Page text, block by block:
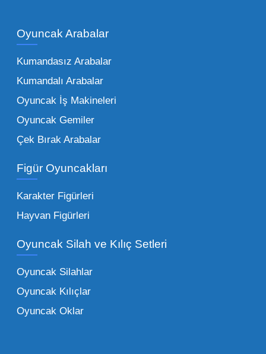
kadar zengindir. Bir mağazanın veya eğitim
çeşitliliği ile doğru orantılıdır. İşte Mega
Oyuncak bünyesinde öne çıkan ve en çok
tercih edilen kategorilerimiz:
Peluş Oyuncaklar:
vazgeçilmezi olan yumuşak dokulu sevilen
seçeneklerimizi keşfederek koleksiyonunuza
en sevilen karakterleri ekleyebilirsiniz.
Eğitici Setler:
tarafından tercih edilentoptan eğitici
ebeveynlerin son yıllarda en çok satın aldığı
ürün grupları arasında yer almaktadır.
Oyuncak Araçlar:
Oyuncak Arabalar
Kumandasız Arabalar
Kumandalı Arabalar
Oyuncak İş Makineleri
Oyuncak Gemiler
Çek Bırak Arabalar
Figür Oyuncakları
Karakter Figürleri
Hayvan Figürleri
Oyuncak Silah ve Kılıç Setleri
Oyuncak Silahlar
Oyuncak Kılıçlar
Oyuncak Oklar